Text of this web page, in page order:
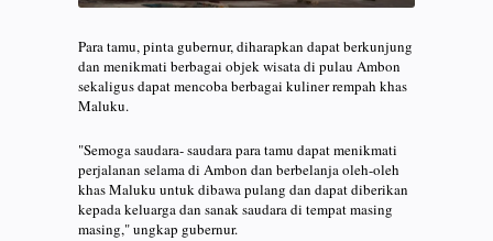
Para tamu, pinta gubernur, diharapkan dapat berkunjung
dan menikmati berbagai objek wisata di pulau Ambon
sekaligus dapat mencoba berbagai kuliner rempah khas
Maluku.
"Semoga saudara- saudara para tamu dapat menikmati
perjalanan selama di Ambon dan berbelanja oleh-oleh
khas Maluku untuk dibawa pulang dan dapat diberikan
kepada keluarga dan sanak saudara di tempat masing
masing," ungkap gubernur.